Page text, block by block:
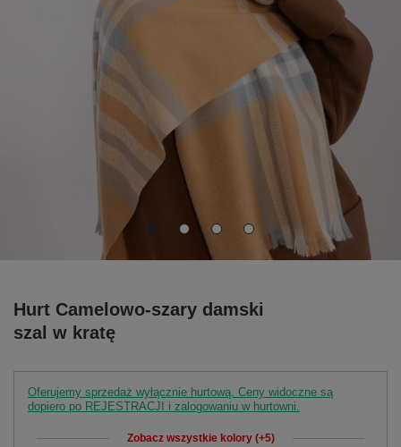
Hurt Camelowo-szary damski
szal w kratę
Oferujemy sprzedaż wyłącznie hurtową. Ceny widoczne są
dopiero po REJESTRACJI i zalogowaniu w hurtowni.
Zobacz wszystkie kolory (+5)